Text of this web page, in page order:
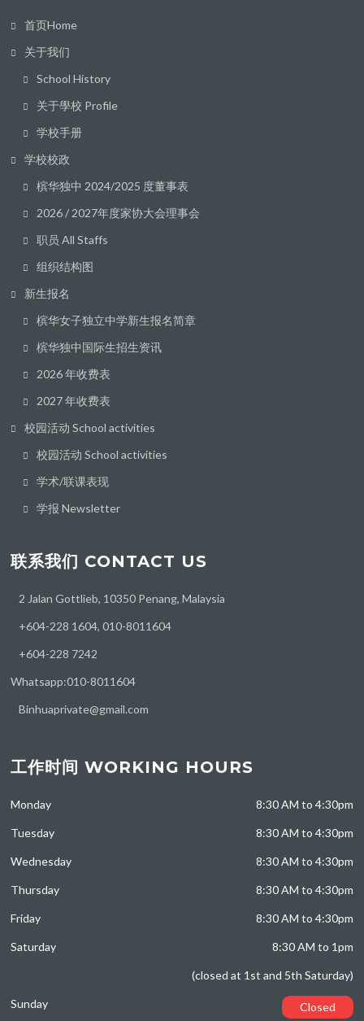
首页Home
关于我们
School History
关于學校 Profile
学校手册
学校校政
槟华独中 2024/2025 度董事表
2026 / 2027年度家协大会理事会
职员 All Staffs
组织结构图
新生报名
槟华女子独立中学新生报名简章
槟华独中国际生招生资讯
2026 年收费表
2027 年收费表
校园活动 School activities
校园活动 School activities
学术/联课表现
学报 Newsletter
联系我们 CONTACT US
2 Jalan Gottlieb, 10350 Penang, Malaysia
+604-228 1604, 010-8011604
+604-228 7242
Whatsapp:010-8011604
Binhuaprivate@gmail.com
工作时间 WORKING HOURS
Monday 8:30 AM to 4:30pm
Tuesday 8:30 AM to 4:30pm
Wednesday 8:30 AM to 4:30pm
Thursday 8:30 AM to 4:30pm
Friday 8:30 AM to 4:30pm
Saturday 8:30 AM to 1pm
(closed at 1st and 5th Saturday)
Sunday Closed